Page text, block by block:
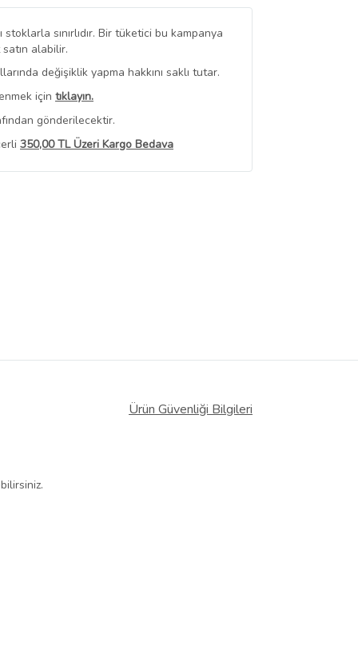
stoklarla sınırlıdır. Bir tüketici bu kampanya
alabilir.
değişiklik yapma hakkını saklı tutar.
için tıklayın.
gönderilecektir.
350,00 TL Üzeri Kargo Bedava
Ürün Güvenliği Bilgileri